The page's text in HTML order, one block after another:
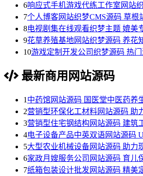
6响应式手机游戏代练工作室网站
7个人博客网站织梦CMS源码 草根
8电视剧集在线观看织梦主题 媲美
9花草养殖基地网站织梦源码 养花
10游戏定制开发公司织梦源码 热
最新商用网站源码
1 中药馆网站源码 国医堂中医药养
2营销型环保化工材料网站源码 助
3营销型住宅钢结构网站源码 建筑
4电子设备产品中英双语网站源码
5大型农业机械设备网站源码 助力
6家政月嫂服务公司网站源码 育儿
7纸箱包装设计批发网站源码 精美